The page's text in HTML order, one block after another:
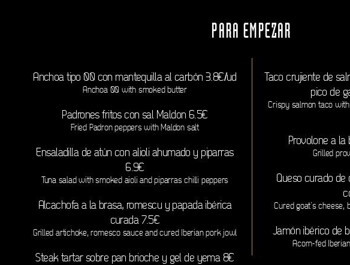
PARA EMPEZAR
Anchoa tipo 00 con mantequilla al carbón 3.8€/ud
Anchoa 00 with smoked butter
Padrones fritos con sal Maldon 6.5€
Fried Padron peppers with Maldon salt
Ensaladilla de atún con alioli ahumado y piparras
6.9€
Tuna salad with smoked aioli and piparras chilli peppers
Alcachofa a la brasa, romescu y papada ibérica
curada 7.5€
Grilled artichoke, romesco sauce and cured Iberian pork jowl
Steak tartar sobre pan brioche y gel de yema 8€
Taco crujiente de
pico de
Crispy salmon taco
Provolone a la
Grilled
Queso curado
Cured goat’s
Jamón ibérico de
Acorn-fed